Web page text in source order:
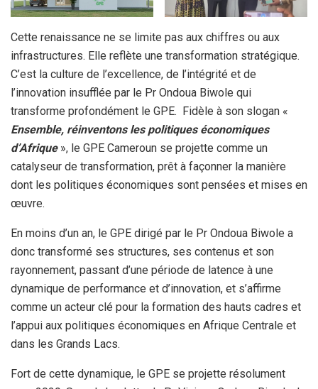
Cette renaissance ne se limite pas aux chiffres ou aux
infrastructures. Elle reflète une transformation stratégique.
C’est la culture de l’excellence, de l’intégrité et de
l’innovation insufflée par le Pr Ondoua Biwole qui
transforme profondément le GPE. Fidèle à son slogan «
Ensemble, réinventons les politiques économiques
d’Afrique», le GPE Cameroun se projette comme un
catalyseur de transformation, prêt à façonner la manière
dont les politiques économiques sont pensées et mises en
œuvre.
En moins d’un an, le GPE dirigé par le Pr Ondoua Biwole a
donc transformé ses structures, ses contenus et son
rayonnement, passant d’une période de latence à une
dynamique de performance et d’innovation, et s’affirme
comme un acteur clé pour la formation des hauts cadres et
l’appui aux politiques économiques en Afrique Centrale et
dans les Grands Lacs.
Fort de cette dynamique, le GPE se projette résolument